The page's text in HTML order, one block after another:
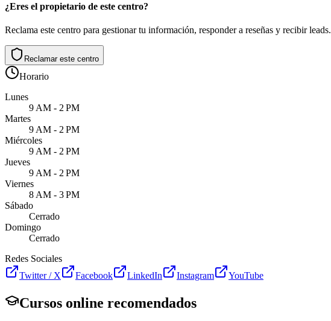
¿Eres el propietario de este centro?
Reclama este centro para gestionar tu información, responder a reseñas y recibir leads.
Reclamar este centro
Horario
Lunes
9 AM - 2 PM
Martes
9 AM - 2 PM
Miércoles
9 AM - 2 PM
Jueves
9 AM - 2 PM
Viernes
8 AM - 3 PM
Sábado
Cerrado
Domingo
Cerrado
Redes Sociales
Twitter / X
Facebook LinkedIn Instagram YouTube
Cursos online recomendados